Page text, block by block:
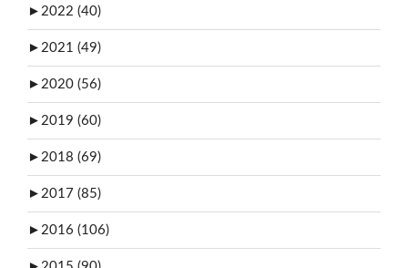
► 2022 (40)
► 2021 (49)
► 2020 (56)
► 2019 (60)
► 2018 (69)
► 2017 (85)
► 2016 (106)